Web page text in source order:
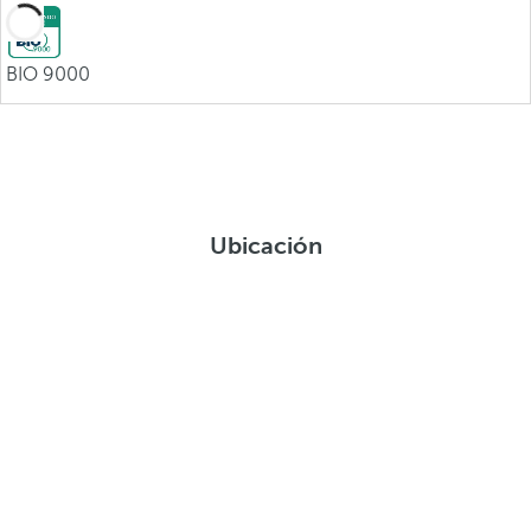
BIO 9000
Ubicación